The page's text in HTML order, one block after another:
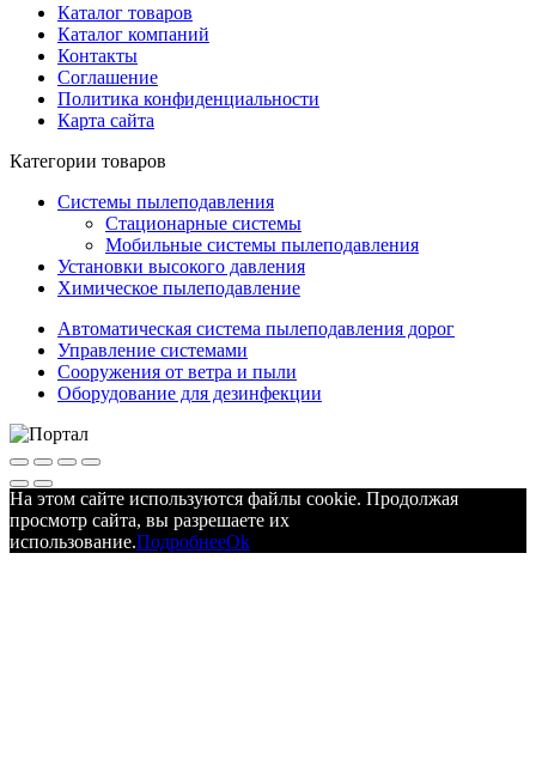
Каталог товаров
Каталог компаний
Контакты
Соглашение
Политика конфиденциальности
Карта сайта
Категории товаров
Системы пылеподавления
Стационарные системы
Мобильные системы пылеподавления
Установки высокого давления
Химическое пылеподавление
Автоматическая система пылеподавления дорог
Управление системами
Сооружения от ветра и пыли
Оборудование для дезинфекции
На этом сайте используются файлы cookie. Продолжая
просмотр сайта, вы разрешаете их
использование.ПодробнееOk